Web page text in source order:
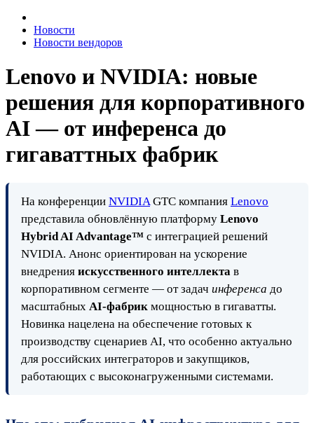
Новости
Новости вендоров
Lenovo и NVIDIA: новые
решения для корпоративного
AI — от инференса до
гигаваттных фабрик
На конференции NVIDIAGTC компания Lenovo
представила обновлённую платформу Lenovo
Hybrid AI Advantage™ с интеграцией решений
NVIDIA. Анонс ориентирован на ускорение
внедрения искусственного интеллекта в
корпоративном сегменте — от задач инференса до
масштабных AI-фабрик мощностью в гигаватты.
Новинка нацелена на обеспечение готовых к
производству сценариев AI, что особенно актуально
для российских интеграторов и закупщиков,
работающих с высоконагруженными системами.